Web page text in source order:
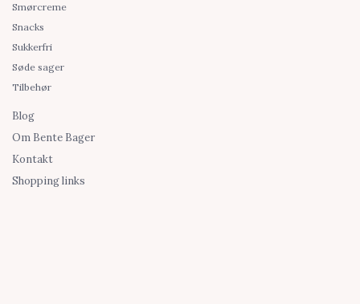
Smørcreme
Snacks
Sukkerfri
Søde sager
Tilbehør
Blog
Om Bente Bager
Kontakt
Shopping links